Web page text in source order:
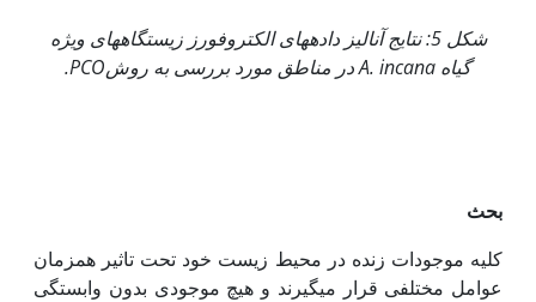
شکل 5: نتایج آنالیز داده­های الکتروفورز زیستگاه­های ویژه
گیاه A. incanaدر مناطق مورد بررسی به روشPCO
.
بحث
کلیه موجودات زنده در محیط زیست خود تحت تاثیر همزمان
عوامل مختلفی قرار می­گیرند و هیچ موجودی بدون وابستگی